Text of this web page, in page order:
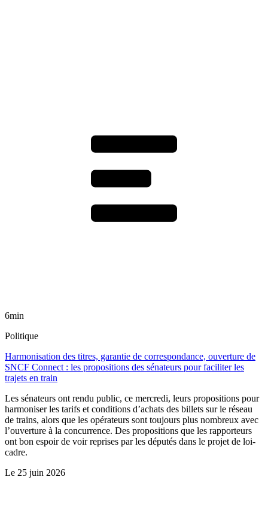
6min
Politique
Harmonisation des titres, garantie de correspondance, ouverture de
SNCF Connect : les propositions des sénateurs pour faciliter les
trajets en train
Les sénateurs ont rendu public, ce mercredi, leurs propositions pour
harmoniser les tarifs et conditions d’achats des billets sur le réseau
de trains, alors que les opérateurs sont toujours plus nombreux avec
l’ouverture à la concurrence. Des propositions que les rapporteurs
ont bon espoir de voir reprises par les députés dans le projet de loi-
cadre.
Le 25 juin 2026